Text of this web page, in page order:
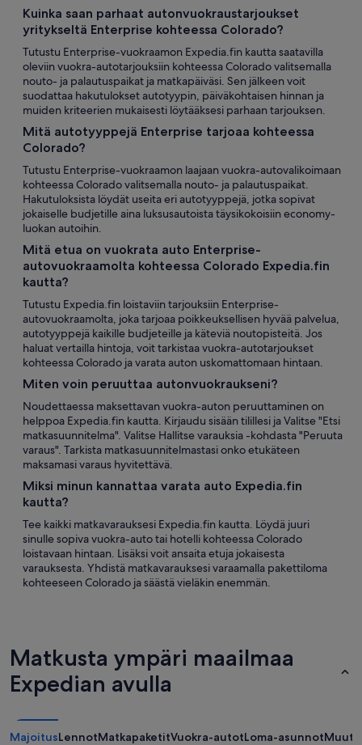
Kuinka saan parhaat autonvuokraustarjoukset
yritykseltä Enterprise kohteessa Colorado?
Tutustu Enterprise-vuokraamon Expedia.fin kautta saatavilla
oleviin vuokra-autotarjouksiin kohteessa Colorado valitsemalla
nouto- ja palautuspaikat ja matkapäiväsi. Sen jälkeen voit
suodattaa hakutulokset autotyypin, päiväkohtaisen hinnan ja
muiden kriteerien mukaisesti löytääksesi parhaan tarjouksen.
Mitä autotyyppejä Enterprise tarjoaa kohteessa
Colorado?
Tutustu Enterprise-vuokraamon laajaan vuokra-autovalikoimaan
kohteessa Colorado valitsemalla nouto- ja palautuspaikat.
Hakutuloksista löydät useita eri autotyyppejä, jotka sopivat
jokaiselle budjetille aina luksusautoista täysikokoisiin economy-
luokan autoihin.
Mitä etua on vuokrata auto Enterprise-
autovuokraamolta kohteessa Colorado Expedia.fin
kautta?
Tutustu Expedia.fin loistaviin tarjouksiin Enterprise-
autovuokraamolta, joka tarjoaa poikkeuksellisen hyvää palvelua,
autotyyppejä kaikille budjeteille ja käteviä noutopisteitä. Jos
haluat vertailla hintoja, voit tarkistaa vuokra-autotarjoukset
kohteessa Colorado ja varata auton uskomattomaan hintaan.
Miten voin peruuttaa autonvuokraukseni?
Noudettaessa maksettavan vuokra-auton peruuttaminen on
helppoa Expedia.fin kautta. Kirjaudu sisään tilillesi ja Valitse "Etsi
matkasuunnitelma". Valitse Hallitse varauksia -kohdasta "Peruuta
varaus". Tarkista matkasuunnitelmastasi onko etukäteen
maksamasi varaus hyvitettävä.
Miksi minun kannattaa varata auto Expedia.fin
kautta?
Tee kaikki matkavarauksesi Expedia.fin kautta. Löydä juuri
sinulle sopiva vuokra-auto tai hotelli kohteessa Colorado
loistavaan hintaan. Lisäksi voit ansaita etuja jokaisesta
varauksesta. Yhdistä matkavarauksesi varaamalla pakettiloma
kohteeseen Colorado ja säästä vieläkin enemmän.
Matkusta ympäri maailmaa
Expedian avulla
MajoitusLennotMatkapaketitVuokra-autotLoma-asunnotMuut